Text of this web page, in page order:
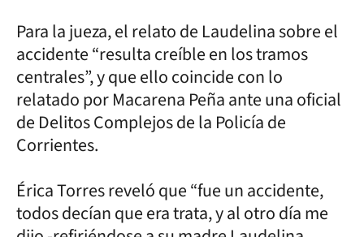
Para la jueza, el relato de Laudelina sobre el
accidente “resulta creíble en los tramos
centrales”, y que ello coincide con lo
relatado por Macarena Peña ante una oficial
de Delitos Complejos de la Policía de
Corrientes.
Érica Torres reveló que “fue un accidente,
todos decían que era trata, y al otro día me